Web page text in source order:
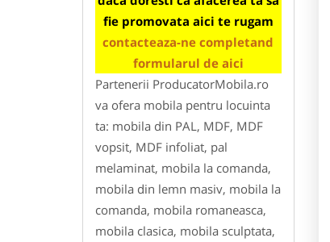
fie promovata aici te rugam
contacteaza-ne completand
formularul de aici
Partenerii ProducatorMobila.ro
va ofera mobila pentru locuinta
ta: mobila din PAL, MDF, MDF
vopsit, MDF infoliat, pal
melaminat, mobila la comanda,
mobila din lemn masiv, mobila la
comanda, mobila romaneasca,
mobila clasica, mobila sculptata,